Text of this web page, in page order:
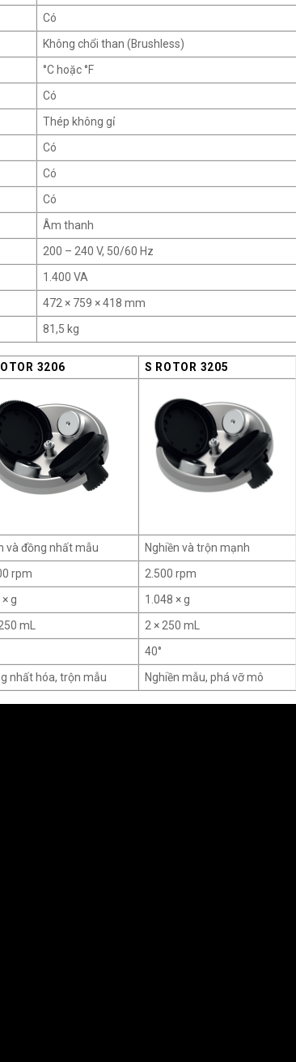
Có
Không chổi than (Brushless)
°C hoặc °F
Có
Thép không gỉ
Có
Có
Có
Âm thanh
200 – 240 V, 50/60 Hz
1.400 VA
472 × 759 × 418 mm
81,5 kg
3206 S ROTOR 3205
và đồng nhất mẫu Nghiền và trộn mạnh
rpm 2.500 rpm
g 1.048 × g
mL 2 × 250 mL
40°
nhất hóa, trộn mẫu Nghiền mẫu, phá vỡ mô